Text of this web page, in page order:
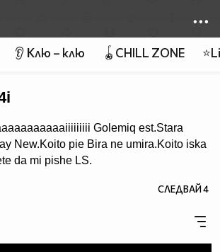
👂 Клю – клю 🪀CHILL ZONE
Golemiq est.Stara
New.Koito pie Bira ne umira.Koito iska
da mi pishe LS.
СЛЕДВАЙ4